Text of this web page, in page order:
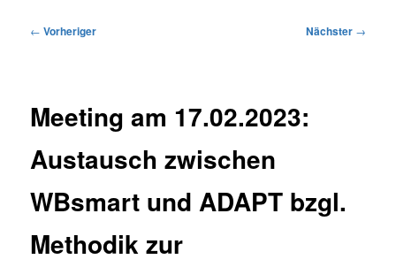
Beitragsnavigation
← Vorheriger Nächster →
Meeting am 17.02.2023:
Austausch zwischen
WBsmart und ADAPT bzgl.
Methodik zur